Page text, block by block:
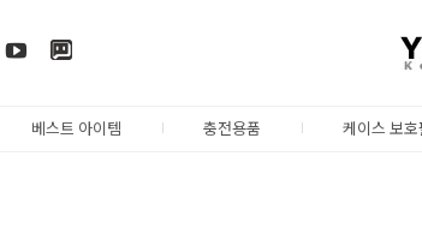
베스트 아이템 충전용품 케이스 보호